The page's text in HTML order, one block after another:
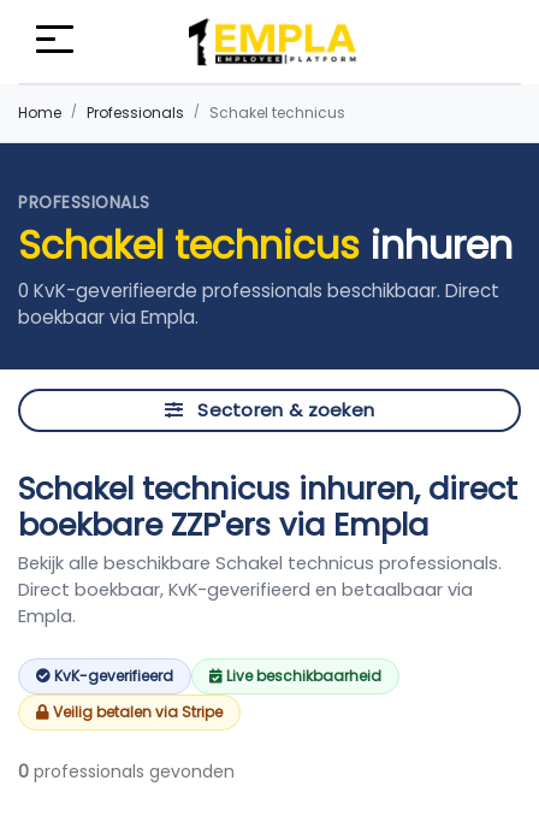
Home Professionals Schakel technicus
PROFESSIONALS
Schakel technicus inhuren
0 KvK-geverifieerde professionals beschikbaar. Direct
boekbaar via Empla.
Sectoren & zoeken
Schakel technicus inhuren, direct
boekbare ZZP'ers via Empla
Bekijk alle beschikbare Schakel technicus professionals.
Direct boekbaar, KvK-geverifieerd en betaalbaar via
Empla.
KvK-geverifieerd
Live beschikbaarheid
Veilig betalen via Stripe
0 professionals gevonden